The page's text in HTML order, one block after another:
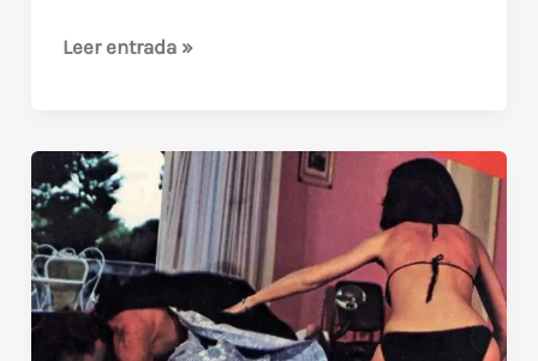
Hotel
de
Fernando
Ayala
Leer entrada »